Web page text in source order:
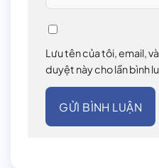
Lưu tên của tôi, email,
duyệt này cho lần bình